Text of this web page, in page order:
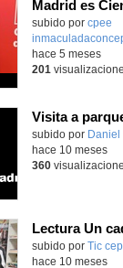
subido por cpee
hace 5 meses
201
Contenido
subido por Daniel
hace 10 meses
360
subido por Tic
hace 10 meses